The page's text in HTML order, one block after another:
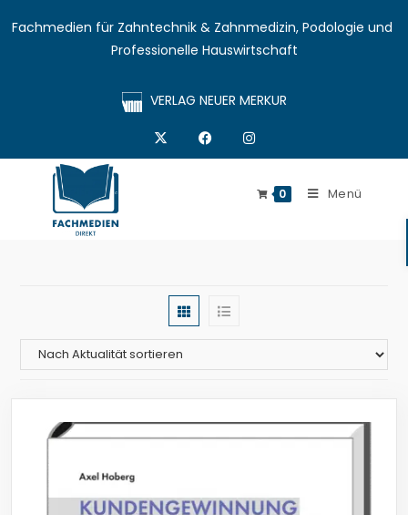
Fachmedien für Zahntechnik & Zahnmedizin, Podologie und
Professionelle Hauswirtschaft
VERLAG NEUER MERKUR
0 Menü